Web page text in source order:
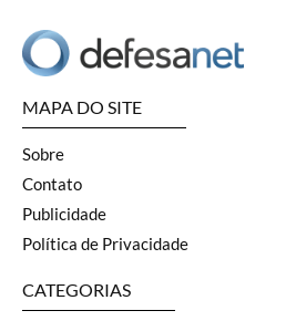
MAPA DO SITE
Sobre
Contato
Publicidade
Política de Privacidade
CATEGORIAS